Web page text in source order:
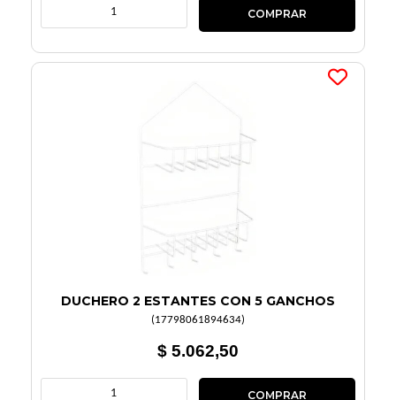
DUCHERO 2 ESTANTES CON 5 GANCHOS
(17798061894634)
$ 5.062,50